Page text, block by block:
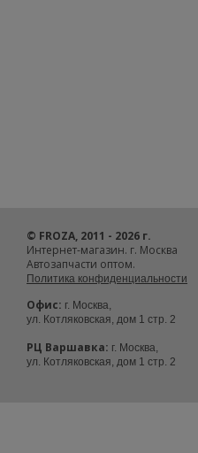
© FROZA, 2011 - 2026 г.
Интернет-магазин. г. Москва
Автозапчасти оптом.
Политика конфиденциальности
Офис: г. Москва,
ул. Котляковская, дом 1 стр. 2
РЦ Варшавка: г. Москва,
ул. Котляковская, дом 1 стр. 2